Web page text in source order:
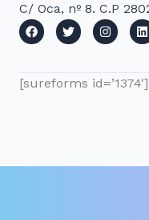
C/ Oca, nº 8. C.P
[sureforms id=’1374′]